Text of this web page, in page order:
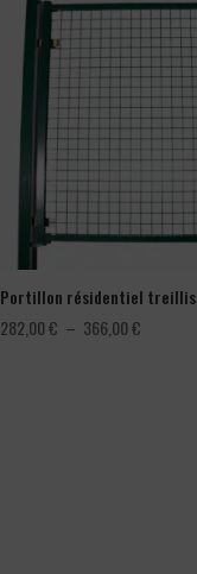
Portillon résidentiel treillis
282,00€ – 366,00€